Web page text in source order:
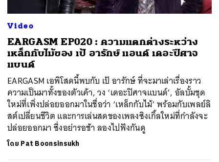
Video
EARGASM EP020 : ความแตกต่างระหว่าง
เหล็กกับไม้ของ เป้ อารักษ์ แอนด์ เดอะปีศาจ
แบนด์
EARGASM เอพิโสดนี้พบกับ เป้ อารักษ์ ที่จะมาเล่าเรื่องราว
ความเป็นมาทั้งของตัวเค้า, วง ‘เดอะปิศาจแบนด์’, อัลบั้มชุด
ใหม่ที่เพิ่งปล่อยออกมาในชื่อว่า ‘เหล็กกับไม้’ พร้อมกับเพลย์ลิ
สต์เปลี่ยนชีวิต และการเล่นสดของเพลงซิงเกิ้ลใหม่ที่กำลังจะ
ปล่อยออกมา ซึ่งอย่ารอช้า ลองไปฟังกันดู
โดย Pat Boonsinsukh